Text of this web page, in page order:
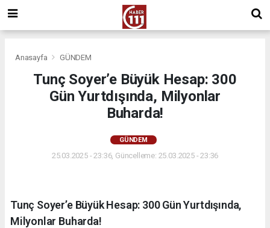
Anasayfa GÜNDEM
Tunç Soyer’e Büyük Hesap: 300
Gün Yurtdışında, Milyonlar
Buharda!
GÜNDEM
25.03.2025 - 23:36, Güncelleme: 25.03.2025 - 23:36
Tunç Soyer’e Büyük Hesap: 300 Gün Yurtdışında,
Milyonlar Buharda!